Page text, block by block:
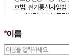
호법, 전기통신사업
의 개인정보보호 규
해 어떠한 조치가 취
3. 스톤브랜드커뮤니
개정하는데 필요한 절
*이름